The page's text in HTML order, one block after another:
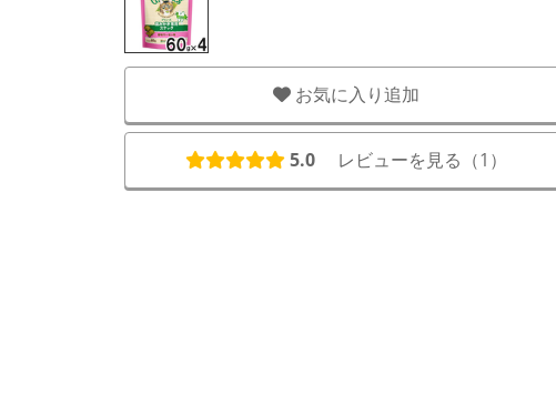
お気に入り追加
5.0 レビューを見る（1 ）